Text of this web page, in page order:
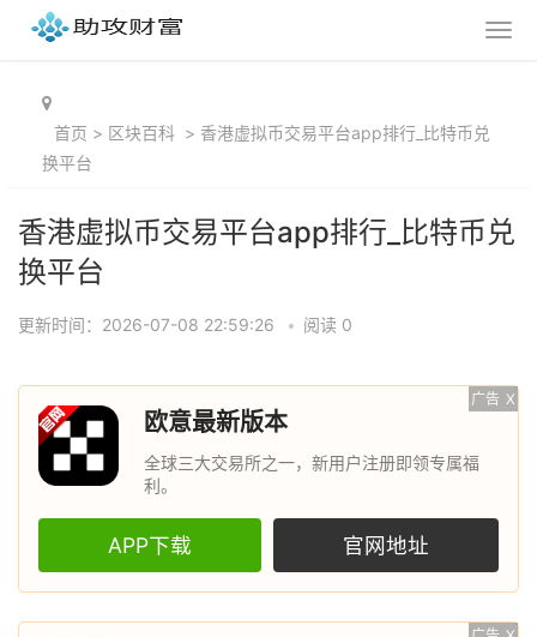
首页 > 区块百科 > 香港虚拟币交易平台app排行_比特币兑
换平台
香港虚拟币交易平台app排行_比特币兑
换平台
更新时间：2026-07-08 22:59:26 • 阅读 0
广告 X
欧意最新版本
全球三大交易所之一，新用户注册即领专属福
利。
APP下载 官网地址